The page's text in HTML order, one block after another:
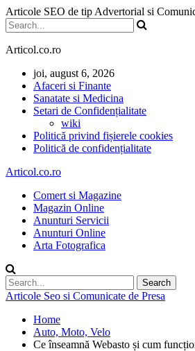
Articole SEO de tip Advertorial si
Articol.co.ro
joi, august 6, 2026
Afaceri si Finante
Sanatate si Medicina
Setari de Confidențialitate
wiki
Politică privind fișierele cookies
Politică de confidențialitate
Articol.co.ro
Comert si Magazine
Magazin Online
Anunturi Servicii
Anunturi Online
Arta Fotografica
Articole Seo si Comunicate de Presa
Home
Auto, Moto, Velo
Ce înseamnă Webasto și cum